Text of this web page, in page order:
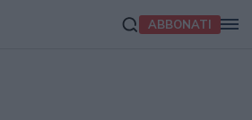
ABBONATI